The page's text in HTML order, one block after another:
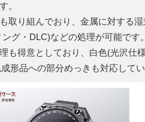
。
取り組んでおり、金属に対する
グ・DLC)などの処理が可能です
も得意としており、白色(光沢仕
形品への部分めっきも対応して